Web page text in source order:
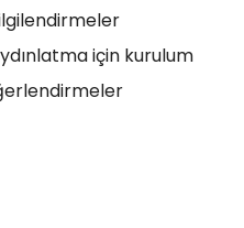
için kurulum